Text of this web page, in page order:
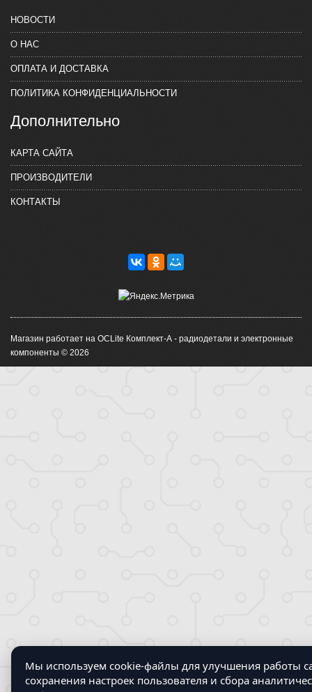
НОВОСТИ
О НАС
ОПЛАТА И ДОСТАВКА
ПОЛИТИКА КОНФИДЕНЦИАЛЬНОСТИ
Дополнительно
КАРТА САЙТА
ПРОИЗВОДИТЕЛИ
КОНТАКТЫ
Магазин работает на OCLite Комплект-А - радиодетали и электронные
компоненты © 2026
Мы используем cookie-файлы для улучшения работы
сохранения настроек пользователя и сбора